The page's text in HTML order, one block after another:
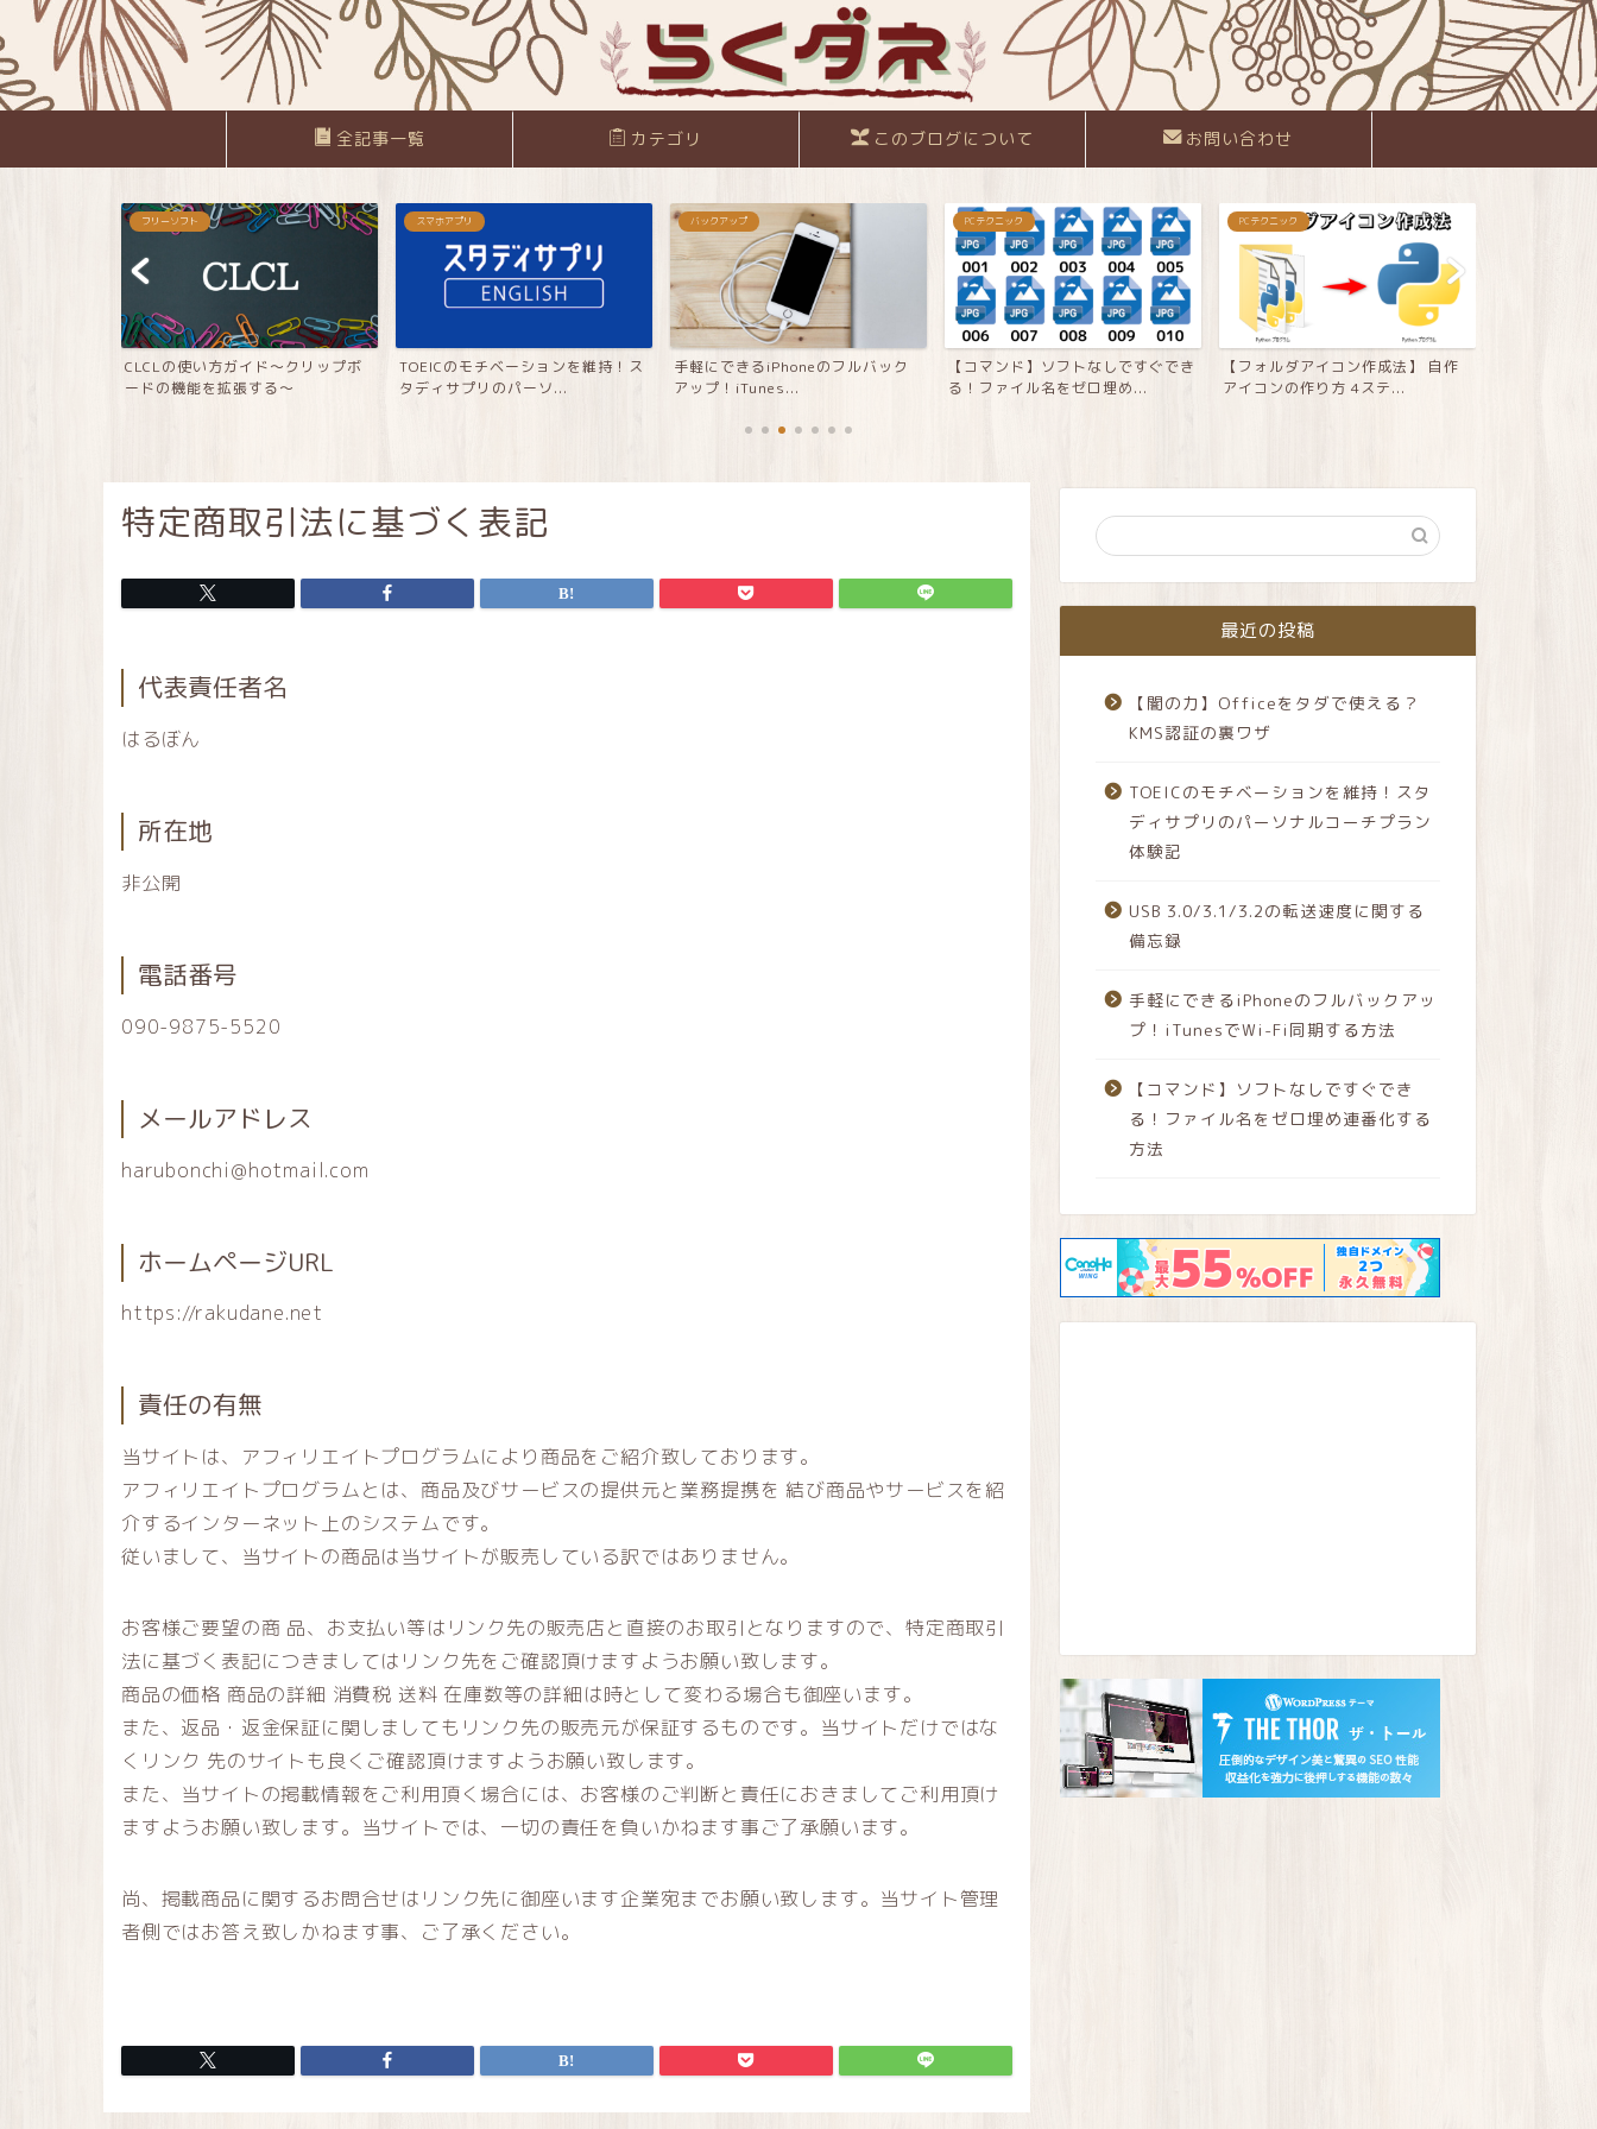
全記事一覧 カテゴリ このブログについて お問い合わせ
フリーソフト
CLCLの使い方ガイド～クリップボ
ードの機能を拡張する～
スマホアプリ
TOEICのモチベーションを維持！ス
タディサプリのパーソ...
バックアップ
手軽にできるiPhoneのフルバック
アップ！iTunes...
PCテクニック
【コマンド】ソフトなしですぐでき
る！ファイル名をゼロ埋め...
PCテクニック
【フォルダアイコン作成法】 自作
アイコンの作り方 4ステ...
特定商取引法に基づく表記
代表責任者名
はるぼん
所在地
非公開
電話番号
090-9875-5520
メールアドレス
harubonchi@hotmail.com
ホームページURL
https://rakudane.net
責任の有無
当サイトは、アフィリエイトプログラムにより商品をご紹介致しております。
アフィリエイトプログラムとは、商品及びサービスの提供元と業務提携を 結び商品やサービスを紹
介するインターネット上のシステムです。
従いまして、当サイトの商品は当サイトが販売している訳ではありません。
お客様ご要望の商 品、お支払い等はリンク先の販売店と直接のお取引となりますので、特定商取引
法に基づく表記につきましてはリンク先をご確認頂けますようお願い致します。
商品の価格 商品の詳細 消費税 送料 在庫数等の詳細は時として変わる場合も御座います。
また、返品・返金保証に関しましてもリンク先の販売元が保証するものです。当サイトだけではな
くリンク 先のサイトも良くご確認頂けますようお願い致します。
また、当サイトの掲載情報をご利用頂く場合には、お客様のご判断と責任におきましてご利用頂け
ますようお願い致します。当サイトでは、一切の責任を負いかねます事ご了承願います。
尚、掲載商品に関するお問合せはリンク先に御座います企業宛までお願い致します。当サイト管理
者側ではお答え致しかねます事、ご了承ください。
最近の投稿
【闇の力】Officeをタダで使える？
KMS認証の裏ワザ
TOEICのモチベーションを維持！スタ
ディサプリのパーソナルコーチプラン
体験記
USB 3.0/3.1/3.2の転送速度に関する
備忘録
手軽にできるiPhoneのフルバックアッ
プ！iTunesでWi-Fi同期する方法
【コマンド】ソフトなしですぐでき
る！ファイル名をゼロ埋め連番化する
方法